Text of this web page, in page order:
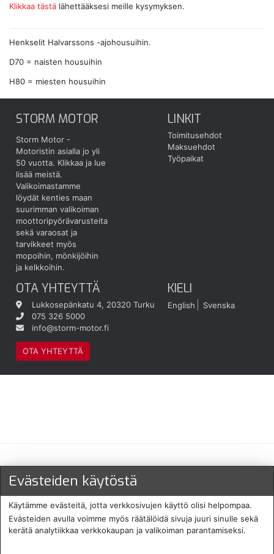
Klikkaa tästä lähettääksesi meille kysymyksen.
Henkselit Halvarssons -ajohousuihin.
D70 = naisten housuihin
H80 = miesten housuihin
STORM MOTOR
Storm Motor -
Motoristin asialla jo yli
50 vuotta. Klikkaa ja lue
lisää meistä.
Valikoimastamme
löydät kenties maan
suurimman valikoiman
moottoripyörävarusteita
sekä varaosat ja
tarvikkeet myös
mopoihin, mönkijöihin
ja kelkkoihin.
LINKIT
Toimitusehdot
Maksuehdot
Työpaikat
OTA YHTEYTTÄ
Lukkosepänkatu 4, 20320 Turku
075 326 5000
info@storm-motor.fi
OTA YHTEYTTÄ
KIELI
English Svenska
Maksu- ja toimitustavat
Evästeiden käytöstä
Käytämme evästeitä, jotta verkkosivujen käyttö olisi helpompaa.
Evästeiden avulla voimme myös räätälöidä sivuja juuri sinulle sekä
kerätä analytiikkaa verkkokaupan ja valikoiman parantamiseksi.